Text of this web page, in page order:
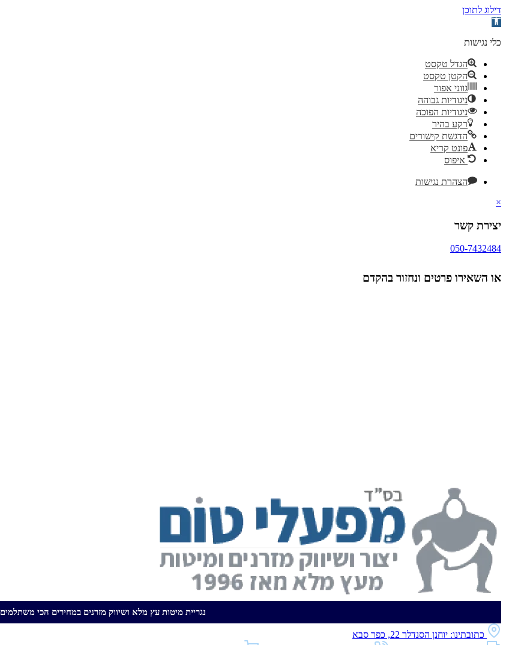
דילוג לתוכן
פתח
נגישות
כלי נגישות
הגדל טקסט
הקטן טקסט
גווני אפור
ניגודיות גבוהה
ניגודיות הפוכה
רקע בהיר
הדגשת קישורים
פונט קריא
איפוס
הצהרת נגישות
×
יצירת קשר
050-7432484
או השאירו פרטים ונחזור בהקדם
נגריית מיטות עץ מלא ושיווק מזרנים במחירים הכי משתלמים
כתובתינו: יוחנן הסנדלר 22, כפר סבא